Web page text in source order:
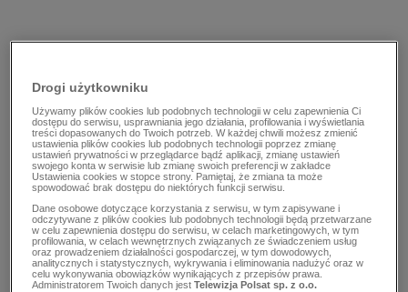
Drogi użytkowniku
Używamy plików cookies lub podobnych technologii w celu zapewnienia Ci
dostępu do serwisu, usprawniania jego działania, profilowania i wyświetlania
treści dopasowanych do Twoich potrzeb. W każdej chwili możesz zmienić
ustawienia plików cookies lub podobnych technologii poprzez zmianę
ustawień prywatności w przeglądarce bądź aplikacji, zmianę ustawień
swojego konta w serwisie lub zmianę swoich preferencji w zakładce
Ustawienia cookies w stopce strony. Pamiętaj, że zmiana ta może
spowodować brak dostępu do niektórych funkcji serwisu.
Dane osobowe dotyczące korzystania z serwisu, w tym zapisywane i
odczytywane z plików cookies lub podobnych technologii będą przetwarzane
w celu zapewnienia dostępu do serwisu, w celach marketingowych, w tym
profilowania, w celach wewnętrznych związanych ze świadczeniem usług
oraz prowadzeniem działalności gospodarczej, w tym dowodowych,
analitycznych i statystycznych, wykrywania i eliminowania nadużyć oraz w
celu wykonywania obowiązków wynikających z przepisów prawa.
Administratorem Twoich danych jestTelewizja Polsat sp. z o.o.